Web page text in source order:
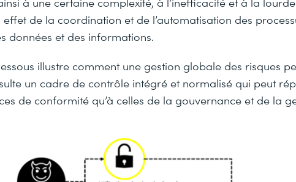
effet de la coordination et de l’automatisation des
données et des informations.
illustre comment une gestion globale des risques
un cadre de contrôle intégré et normalisé qui peut
de conformité qu’à celles de la gouvernance et de la